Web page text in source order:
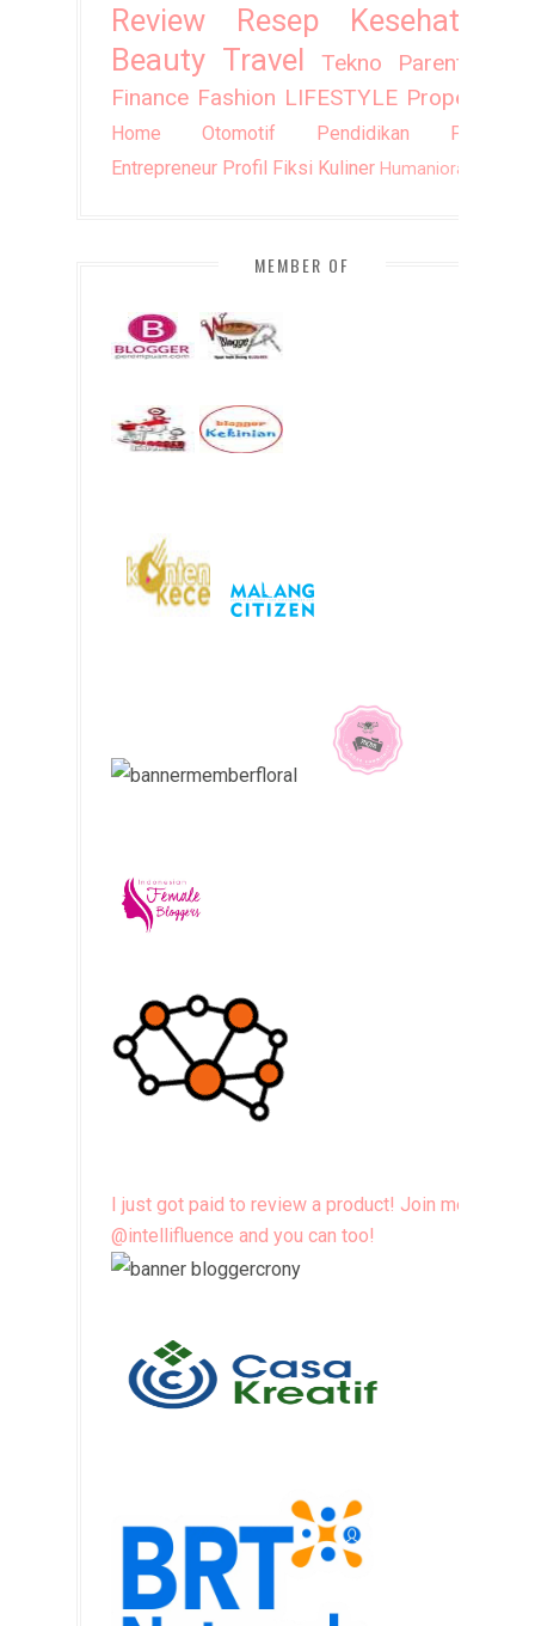
Review Resep
Kesehatan
Beauty Travel Tekno
Parenting
Finance Fashion LIFESTYLE Property
Home Otomotif Pendidikan
Puisi
Entrepreneur Profil Fiksi Kuliner Humaniora
MEMBER OF
I just got paid to review a product! Join me
@intellifluence and you can too!